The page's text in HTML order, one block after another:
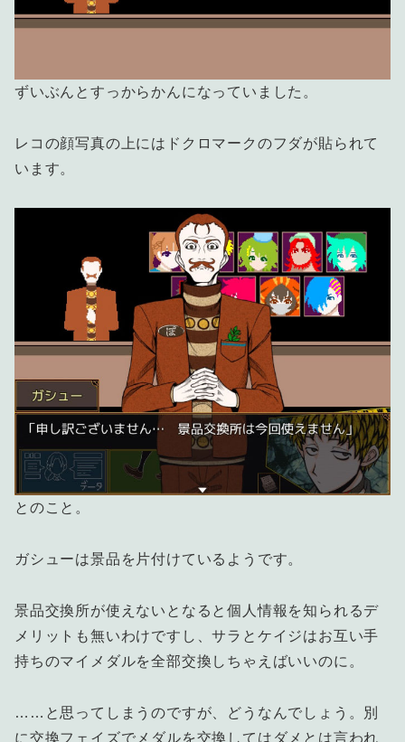
ずいぶんとすっからかんになっていました。
レコの顔写真の上にはドクロマークのフダが貼られて
います。
とのこと。
ガシューは景品を片付けているようです。
景品交換所が使えないとなると個人情報を知られるデ
メリットも無いわけですし、サラとケイジはお互い手
持ちのマイメダルを全部交換しちゃえばいいのに。
……と思ってしまうのですが、どうなんでしょう。別
に交換フェイズでメダルを交換してはダメとは言われ